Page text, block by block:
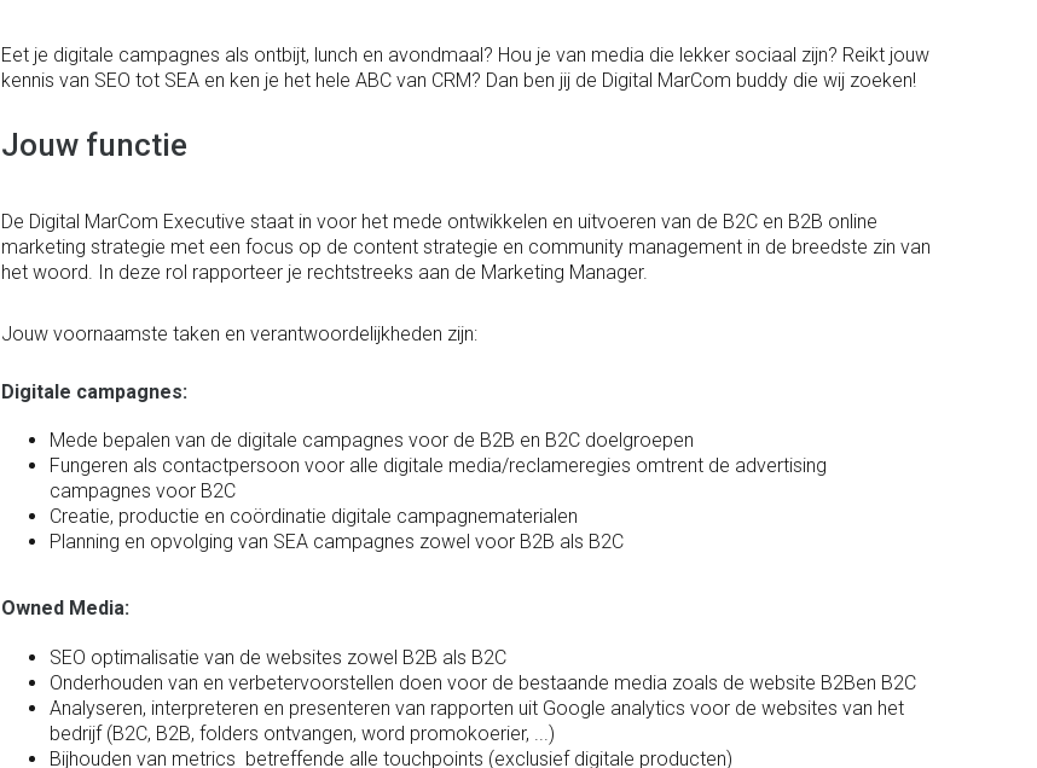
Eet je digitale campagnes als ontbijt, lunch en avondmaal? Hou je van media die lekker sociaal zijn? Reikt jouw
kennis van SEO tot SEA en ken je het hele ABC van CRM? Dan ben jij de Digital MarCom buddy die wij zoeken!
Jouw functie
De Digital MarCom Executive staat in voor het mede ontwikkelen en uitvoeren van de B2C en B2B online
marketing strategie met een focus op de content strategie en community management in de breedste zin van
het woord. In deze rol rapporteer je rechtstreeks aan de Marketing Manager.
Jouw voornaamste taken en verantwoordelijkheden zijn:
Digitale campagnes:
Mede bepalen van de digitale campagnes voor de B2B en B2C doelgroepen
Fungeren als contactpersoon voor alle digitale media/reclameregies omtrent de advertising
campagnes voor B2C
Creatie, productie en coördinatie digitale campagnematerialen
Planning en opvolging van SEA campagnes zowel voor B2B als B2C
Owned Media:
SEO optimalisatie van de websites zowel B2B als B2C
Onderhouden van en verbetervoorstellen doen voor de bestaande media zoals de website B2Ben B2C
Analyseren, interpreteren en presenteren van rapporten uit Google analytics voor de websites van het
bedrijf (B2C, B2B, folders ontvangen, word promokoerier, ...)
Bijhouden van metrics betreffende alle touchpoints (exclusief digitale producten)